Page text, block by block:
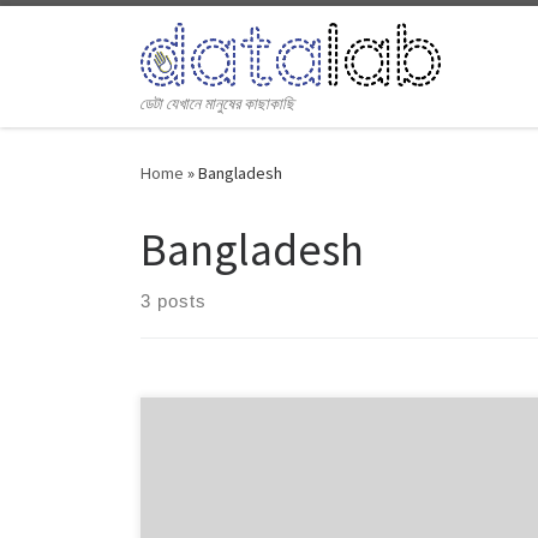
ডেটা যেখানে মানুষের কাছাকাছি
Home »Bangladesh
Bangladesh
3 posts